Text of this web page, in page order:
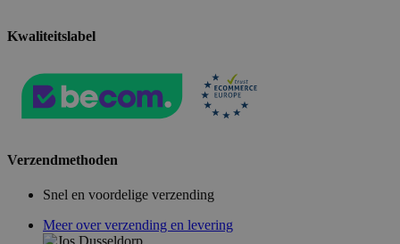
Kwaliteitslabel
Verzendmethoden
Snel en voordelige verzending
Meer over verzending en levering